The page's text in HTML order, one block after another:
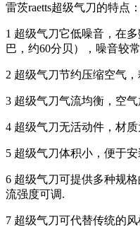
雷茨raetts超级气刀的特点：
1 超级气刀它低噪音，在
巴，约60分贝），噪音较
2 超级气刀节约压缩空气
3 超级气刀气流均衡，空
4 超级气刀无活动件，材
5 超级气刀体积小，便于
6 超级气刀可提供多种规
流强度可调.
7 超级气刀可代替传统的